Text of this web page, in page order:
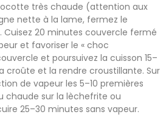
très chaude (attention aux
nette à la lame, fermez le
20 minutes couvercle fermé
et favoriser le « choc
et poursuivez la cuisson 15–
croûte et la rendre croustillante. Sur
de vapeur les 5–10 premières
chaude sur la lèchefrite ou
25–30 minutes sans vapeur.